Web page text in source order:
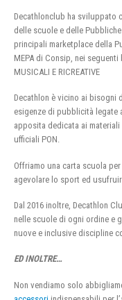
Decathlonclub ha sviluppato
delle scuole e delle
principali marketplace della
MEPA di Consip, nei seguenti
MUSICALI E RICREATIVE
Decathlon è vicino ai bisogni
esigenze di pubblicità legate
apposita dedicata ai
ufficiali PON.
Offriamo una carta scuola
agevolare lo sport ed
Dal 2016 inoltre, Decathlon
nelle scuole di ogni ordine e
nuove e inclusive discipline
ED INOLTRE…
Non vendiamo solo